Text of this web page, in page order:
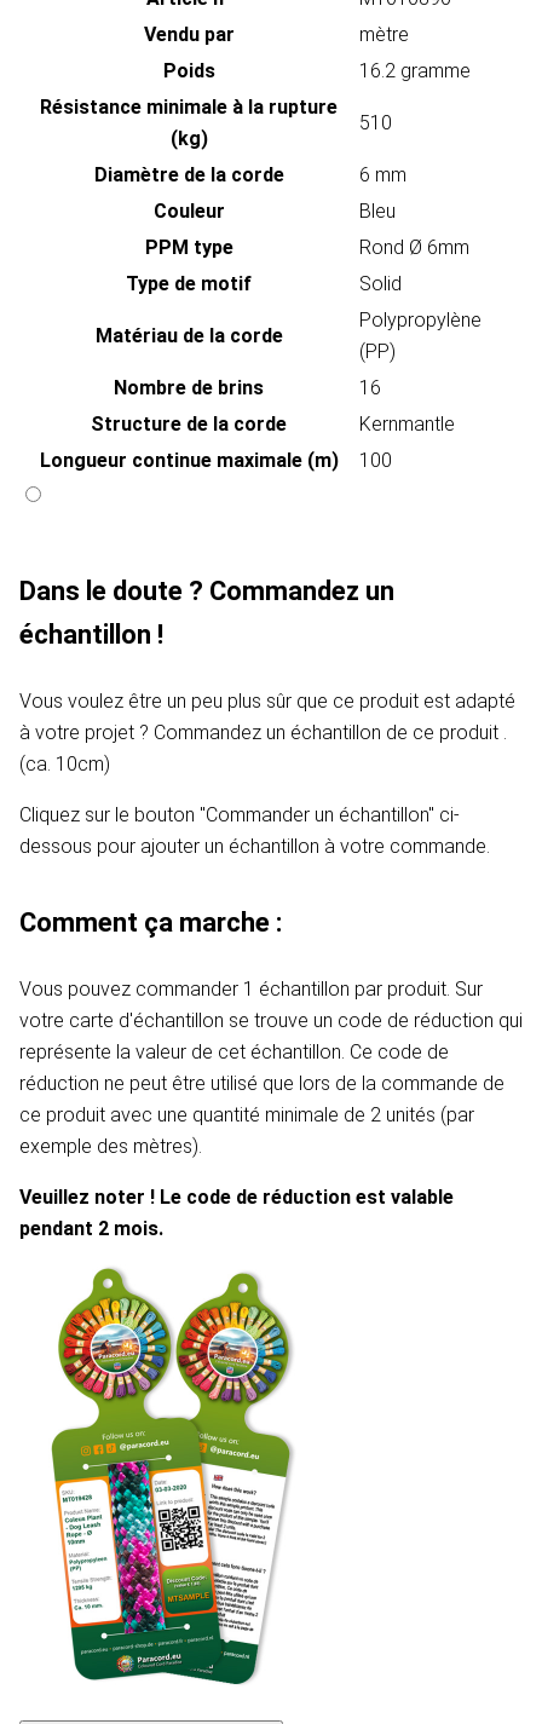
Vendu par
mètre
Poids
16.2 gramme
Résistance minimale à la rupture
(kg)
510
Diamètre de la corde
6 mm
Couleur
Bleu
PPM type
Rond Ø 6mm
Type de motif
Solid
Matériau de la corde
Polypropylène
(PP)
Nombre de brins
16
Structure de la corde
Kernmantle
Longueur continue maximale (m)
100
Dans le doute ? Commandez un
échantillon !
Vous voulez être un peu plus sûr que ce produit est adapté
à votre projet ? Commandez un échantillon de ce produit .
(ca. 10cm)
Cliquez sur le bouton "Commander un échantillon" ci-
dessous pour ajouter un échantillon à votre commande.
Comment ça marche :
Vous pouvez commander 1 échantillon par produit. Sur
votre carte d'échantillon se trouve un code de réduction qui
représente la valeur de cet échantillon. Ce code de
réduction ne peut être utilisé que lors de la commande de
ce produit avec une quantité minimale de 2 unités (par
exemple des mètres).
Veuillez noter ! Le code de réduction est valable
pendant 2 mois.